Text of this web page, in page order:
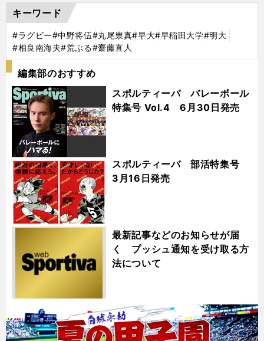
キーワード
#ラグビー#中野将伍#丸尾祟真#早大#早稲田大学#明大
#相良南海夫#荒ぶる#齋藤直人
編集部のおすすめ
スポルティーバ バレーボール
特集号 Vol.4 6月30日発売
スポルティーバ 部活特集号
3月16日発売
最新記事などのお知らせが届
く プッシュ通知を受け取る方
法について